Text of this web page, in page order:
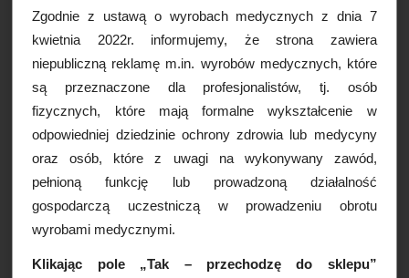
Probówka plastikowa bez
dodatków PRF 9ml...
69,00 PLN 100,00 PLN
Najniższa cena w okresie 30
dni przed promocją:
PLN
DO KOSZYKA
Cytrynian sodu - roztwór,
ampułka 100ml [Data...
26,00 PLN 29,49 PLN
Najniższa cena w okresie 30
dni przed promocją:
PLN
DO KOSZYKA
Zgodnie z ustawą o wyrobach medycznych z dnia 7
kwietnia 2022r. informujemy, że strona zawiera
niepubliczną reklamę m.in. wyrobów medycznych, które
są przeznaczone dla profesjonalistów, tj. osób
fizycznych, które mają formalne wykształcenie w
odpowiedniej dziedzinie ochrony zdrowia lub medycyny
oraz osób, które z uwagi na wykonywany zawód,
pełnioną funkcję lub prowadzoną działalność
gospodarczą uczestniczą w prowadzeniu obrotu
wyrobami medycznymi.
Klikając pole „Tak – przechodzę do sklepu”